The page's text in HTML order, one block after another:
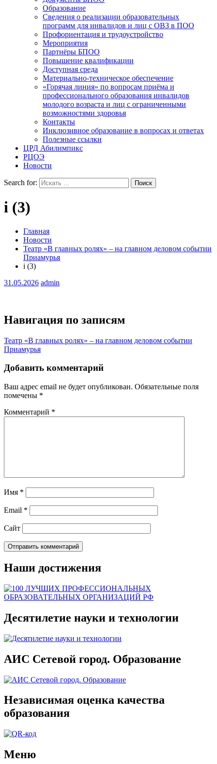
Образование
Сведения о реализации образовательных
программ для инвалидов и лиц с ОВЗ в ПОО
Профориентация и трудоустройство
Мероприятия
Партнёры БПОО
Повышение квалификации
Доступная среда
Материально-техническое обеспечение
«Горячая линия» по вопросам приёма и
профессионального образования инвалидов
молодого возраста и лиц с ограниченными
возможностями здоровья
Контакты
Инклюзивное образование в вопросах и ответах
Полезные ссылки
ЦРД Абилимпикс
РЦОЭ
Новости
Search for:
i (3)
Главная
Новости
Театр «В главных ролях» – на главном деловом событии
Приамурья
i (3)
31.05.2026 admin
Навигация по записям
Театр «В главных ролях» – на главном деловом событии
Приамурья
Добавить комментарий
Ваш адрес email не будет опубликован. Обязательные поля
помечены *
Комментарий *
Имя *
Email *
Сайт
Наши достижения
Десятилетие науки и технологии
АИС Сетевой город. Образование
Независимая оценка качества
образования
Меню